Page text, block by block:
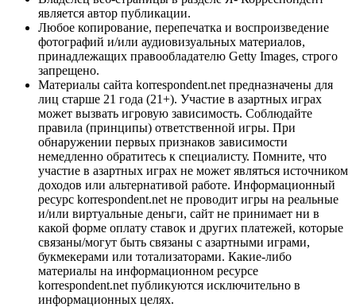
является автор публикации.
Любое копирование, перепечатка и воспроизведение
фотографий и/или аудиовизуальных материалов,
принадлежащих правообладателю Getty Images, строго
запрещено.
Материалы сайта korrespondent.net предназначены для
лиц старше 21 года (21+). Участие в азартных играх
может вызвать игровую зависимость. Соблюдайте
правила (принципы) ответственной игры. При
обнаружении первых признаков зависимости
немедленно обратитесь к специалисту. Помните, что
участие в азартных играх не может являться источником
доходов или альтернативой работе. Информационный
ресурс korrespondent.net не проводит игры на реальные
и/или виртуальные деньги, сайт не принимает ни в
какой форме оплату ставок и других платежей, которые
связаны/могут быть связаны с азартными играми,
букмекерами или тотализаторами. Какие-либо
материалы на информационном ресурсе
korrespondent.net публикуются исключительно в
информационных целях.